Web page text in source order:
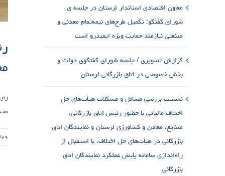
معاون اقتصادی استاندار لرستان در جلسه ی
شورای گفتگو: تکمیل طرح‌های نیمه‌تمام معدنی و
صنعتی نیازمند حمایت ویژه ایمیدرو است
گزارش تصویری / جلسه شورای گفتگوی دولت و
بخش خصوصی در اتاق بازرگانی لرستان
نشست بررسی مسائل و مشکلات هیأت‌های حل
اختلاف مالیاتی با حضور رئیس اتاق بازرگانی،
صنایع، معادن و کشاورزی لرستان و نمایندگان اتاق
بازرگانی در هیأت‌های حل اختلاف، با استقبال از
راه‌اندازی سامانه پایش عملکرد نمایندگان اتاق
بازرگانی